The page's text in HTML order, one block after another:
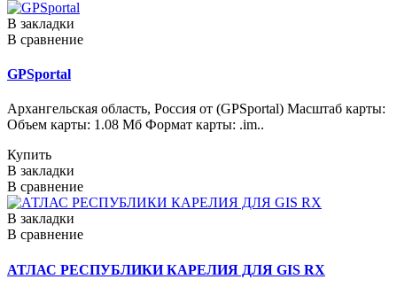
В закладки
В сравнение
GPSportal
Архангельская область, Россия от (GPSportal) Масштаб карты:
Объем карты: 1.08 Мб Формат карты: .im..
Купить
В закладки
В сравнение
В закладки
В сравнение
АТЛАС РЕСПУБЛИКИ КАРЕЛИЯ ДЛЯ GIS RX